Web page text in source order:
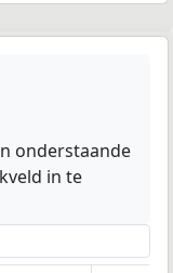
onderstaande
in te